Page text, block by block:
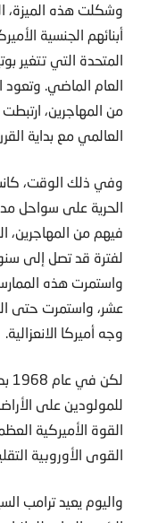
وشكلت هذه الميزة،
أبنائهم الجنسية
المتحدة التي تتغير
العام الماضي. وتعود
من المهاجرين،
العالمي مع بداية
وفي ذلك الوقت،
الحرية على سواحل
فيهم من المهاجرين،
لفترة قد تصل إلى
واستمرت هذه
عشر، واستمرت حتى
وجه أميركا الانعزالية.
للمولودين على
القوة الأميركية
القوى الأوروبية
واليوم يعيد ترامب